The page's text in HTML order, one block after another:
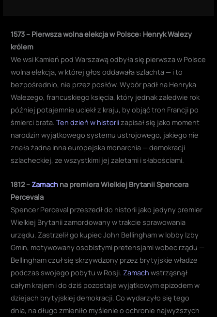
1573 – Pierwsza wolna elekcja w Polsce: Henryk Walezy
królem
We wsi Kamień pod Warszawą odbyła się pierwsza w Polsce
wolna elekcja, w której głos oddawała szlachta — i to
bezpośrednio, nie przez posłów. Wybór padł na Henryka
Walezego, francuskiego księcia, który jednak zaledwie rok
później potajemnie uciekł z kraju, by objąć tron Francji po
śmierci brata.Ten dzień w historiizapisał się jako moment
narodzin wyjątkowego systemu ustrojowego, jakiego nie
znała żadna inna europejska monarchia — demokracji
szlacheckiej, ze wszystkimi jej zaletami i słabościami.
1812 – Zamach na premiera Wielkiej Brytanii Spencera
Percevala
Spencer Perceval przeszedł do historii jako jedyny premier
Wielkiej Brytanii zamordowany w trakcie sprawowania
urzędu. Zastrzelił go kupiec John Bellingham w lobby Izby
Gmin, motywowany osobistymi pretensjami wobec rządu —
Bellingham czuł się skrzywdzony przez brytyjskie władze
podczas swojego pobytu w Rosji. Zamach wstrząsnął
całym krajem i do dziś pozostaje wyjątkowym epizodem w
dziejach brytyjskiej demokracji. Co wydarzyło się tego
dnia, na długo zmieniło myślenie o ochronie najwyższych